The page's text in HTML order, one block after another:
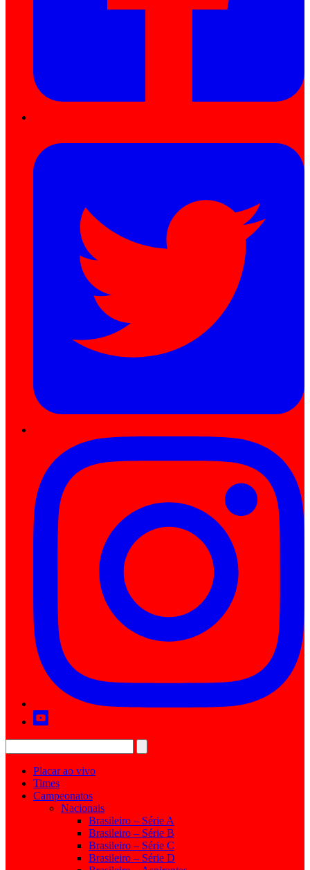
Placar ao vivo
Times
Campeonatos
Nacionais
Brasileiro – Série A
Brasileiro – Série B
Brasileiro – Série C
Brasileiro – Série D